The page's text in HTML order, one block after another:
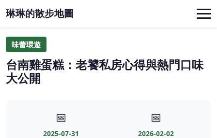
琳琳的散步地圖
味蕾環遊
台南雞蛋糕：老饕私房心得與熱門口味
大公開
📅
2025-07-31
📅
2026-02-02